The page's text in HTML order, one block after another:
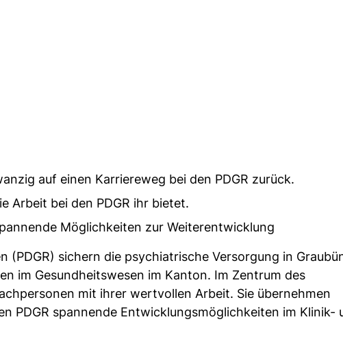
auf einen Karriereweg bei den PDGR zurück.
Arbeit bei den PDGR ihr bietet.
Möglichkeiten zur Weiterentwicklung
(PDGR) sichern die psychiatrische Versorgung in
im Gesundheitswesen im Kanton. Im Zentrum des
mit ihrer wertvollen Arbeit. Sie übernehmen
PDGR spannende Entwicklungsmöglichkeiten im Klinik-